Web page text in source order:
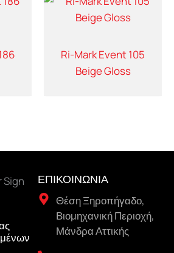
Ri-Mark Event 105
Beige Gloss
ΕΠΙΚΟΙΝΩΝΙΑ
Θέση Ξηροπήγαδο,
Βιομηχανική Περιοχή,
Μάνδρα Αττικής